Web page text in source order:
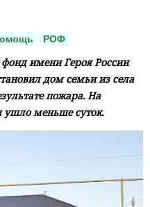
РОФ
имени Героя России
дом семьи из села
пожара. На
ушло меньше суток.